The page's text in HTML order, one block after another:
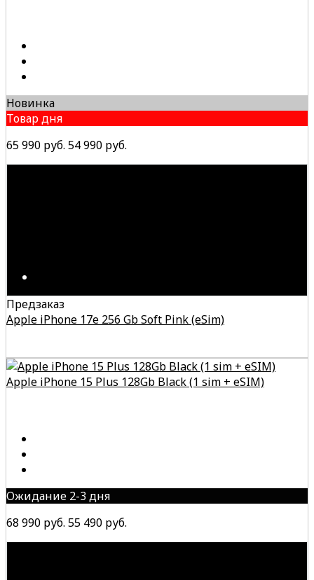
Новинка
Товар дня
65 990 руб. 54 990 руб.
Предзаказ
Apple iPhone 17e 256 Gb Soft Pink (eSim)
Apple iPhone 15 Plus 128Gb Black (1 sim + eSIM)
Ожидание 2-3 дня
68 990 руб. 55 490 руб.